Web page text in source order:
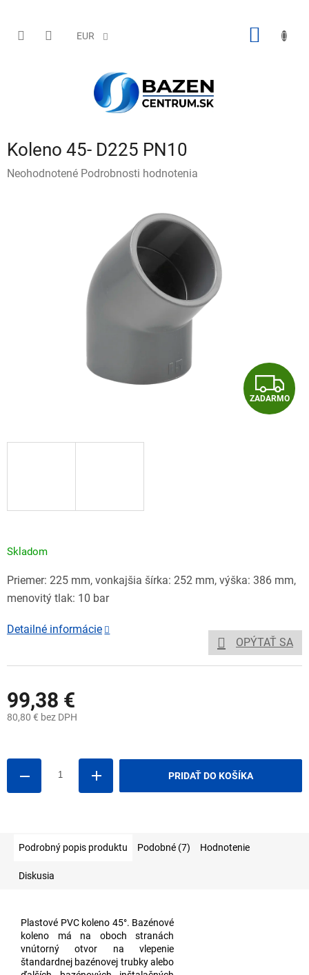
obsah
EUR
Koleno 45- D225 PN10
Priemerné
Neohodnotené Podrobnosti hodnotenia
Z
A
ZADARMO
99,38 €
80,80 € bez DPH
Skladom
PRIDAŤ DO KOŠÍKA
Priemer: 225 mm, vonkajšia šírka: 252 mm, výška: 386 mm,
menovitý tlak: 10 bar
Detailné informácie
OPÝTAŤ SA
Podrobný popis produktu Podobné (7) Hodnotenie
Diskusia
Plastové PVC koleno 45°. Bazénové
koleno má na oboch stranách
vnútorný otvor na vlepenie
štandardnej bazénovej trubky alebo